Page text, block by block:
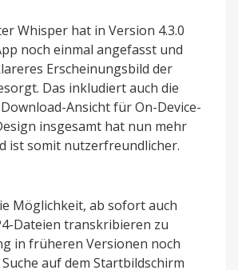
Whisper hat in Version 4.3.0
noch einmal angefasst und
Erscheinungsbild der
Das inkludiert auch die
Ansicht für On-Device-
insgesamt hat nun mehr
ist somit nutzerfreundlicher.
Möglichkeit, ab sofort auch
Dateien transkribieren zu
in früheren Versionen noch
auf dem Startbildschirm